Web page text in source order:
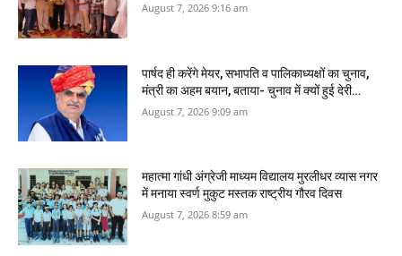
August 7, 2026 9:16 am
पार्षद ही करेंगे मेयर, सभापति व पालिकाध्‍यक्षों का चुनाव,
मंत्री का अहम बयान, बताया- चुनाव में क्‍यों हुई देरी…
August 7, 2026 9:09 am
महात्मा गांधी अंग्रेजी माध्यम विद्यालय मुरलीधर व्‍यास नगर
में मनाया स्वर्ण मुकुट मस्तक राष्ट्रीय गौरव दिवस
August 7, 2026 8:59 am